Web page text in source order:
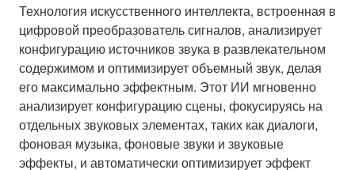
Технология искусственного интеллекта, встроенная в
цифровой преобразователь сигналов, анализирует
конфигурацию источников звука в развлекательном
содержимом и оптимизирует объемный звук, делая
его максимально эффектным. Этот ИИ мгновенно
анализирует конфигурацию сцены, фокусируясь на
отдельных звуковых элементах, таких как диалоги,
фоновая музыка, фоновые звуки и звуковые
эффекты, и автоматически оптимизирует эффект